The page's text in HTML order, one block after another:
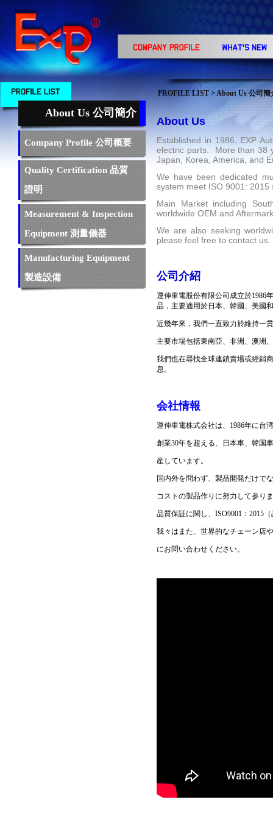
About Us 公司簡介
Company Profile 公司概要
Quality Certification 品質
證明
Measurement & Inspection
Equipment 測量儀器
Manufacturing Equipment
製造設備
PROFILE LIST > About Us 公司簡
About Us
Established in 1986, EXP
electric parts. More than 38
Japan, Korea, America, and
We have been dedicated
system meet ISO 9001:
Main Market including
worldwide OEM and
We are also seeking
please feel free to contact us.
公司介紹
運伸車電股份有限公司成立於1986
品，主要適用於日本、韓國、美國
近幾年來，我們一直致力於維持一
主要市場包括東南亞、非洲、澳洲
我們也在尋找全球連鎖賣場或經銷
息。
会社情報
運伸車電株式会社は、1986年に台
創業30年を超える、日本車、韓国
産しています。
国内外を問わず、製品開発だけで
コストの製品作りに努力して参り
品質保証に関し、ISO9001：2015
我々はまた、世界的なチェーン店
にお問い合わせください。